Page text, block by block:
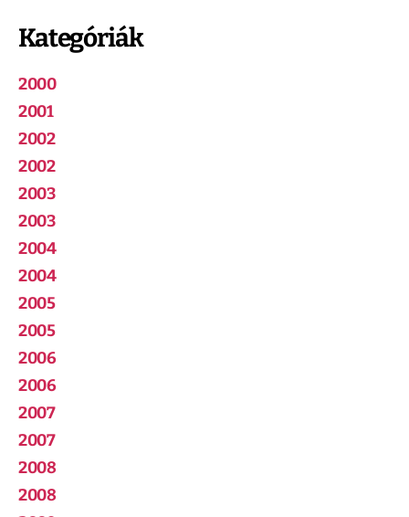
Kategóriák
2000
2001
2002
2002
2003
2003
2004
2004
2005
2005
2006
2006
2007
2007
2008
2008